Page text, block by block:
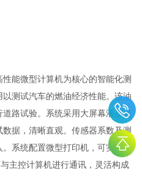
能微型计算机为核心的智能化测
测试汽车的燃油经济性能。该油
路试验。系统采用大屏幕液晶显
据，清晰直观。传感器系数及测
系统配置微型打印机，可实时打
主控计算机进行通讯，灵活构成